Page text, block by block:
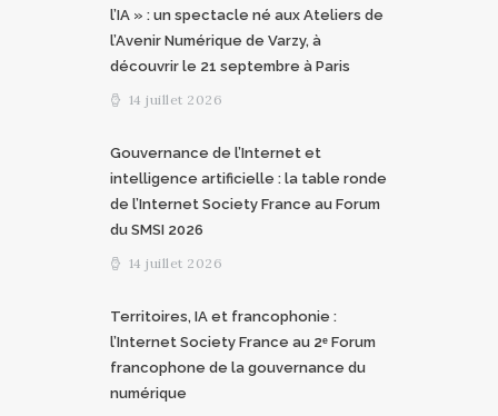
l’IA » : un spectacle né aux Ateliers de
l’Avenir Numérique de Varzy, à
découvrir le 21 septembre à Paris
14 juillet 2026
Gouvernance de l’Internet et
intelligence artificielle : la table ronde
de l’Internet Society France au Forum
du SMSI 2026
14 juillet 2026
Territoires, IA et francophonie :
l’Internet Society France au 2ᵉ Forum
francophone de la gouvernance du
numérique